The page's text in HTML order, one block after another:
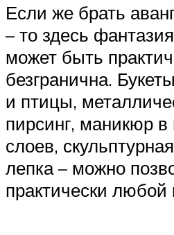
Если же брать
– то здесь
может быть
безгранична.
и птицы,
пирсинг, маникюр в
слоев,
лепка – можно
практически любой